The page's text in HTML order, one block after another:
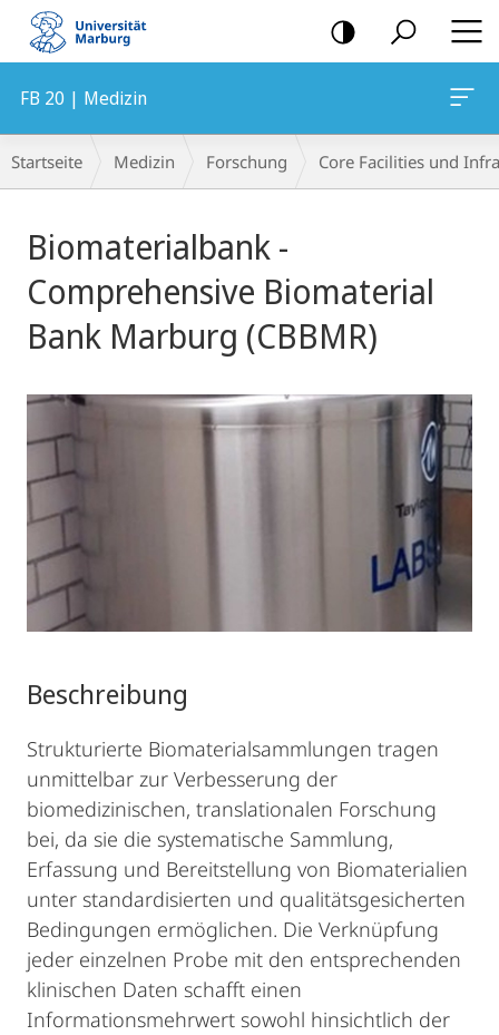
Mobile-
Navigation
FB 20 | Medizin
Breadcrumb-
Navigation
Startseite Medizin Forschung Core Facilities und
Biomaterialbank -
Comprehensive Biomaterial
Bank Marburg (CBBMR)
Beschreibung
Strukturierte Biomaterialsammlungen tragen
unmittelbar zur Verbesserung der
biomedizinischen, translationalen Forschung
bei, da sie die systematische Sammlung,
Erfassung und Bereitstellung von Biomaterialien
unter standardisierten und qualitätsgesicherten
Bedingungen ermöglichen. Die Verknüpfung
jeder einzelnen Probe mit den entsprechenden
klinischen Daten schafft einen
Informationsmehrwert sowohl hinsichtlich der